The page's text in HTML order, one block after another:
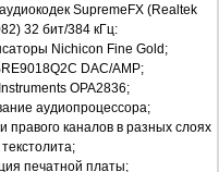
SupremeFX (Realtek
32 бит/384 кГц:
Nichicon Fine Gold;
DAC/AMP;
OPA2836;
аудиопроцессора;
правого каналов в разных слоях
текстолита;
печатной платы;